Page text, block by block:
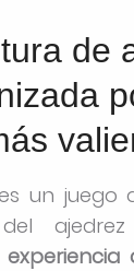
de
un juego
ajedrez
experiencia